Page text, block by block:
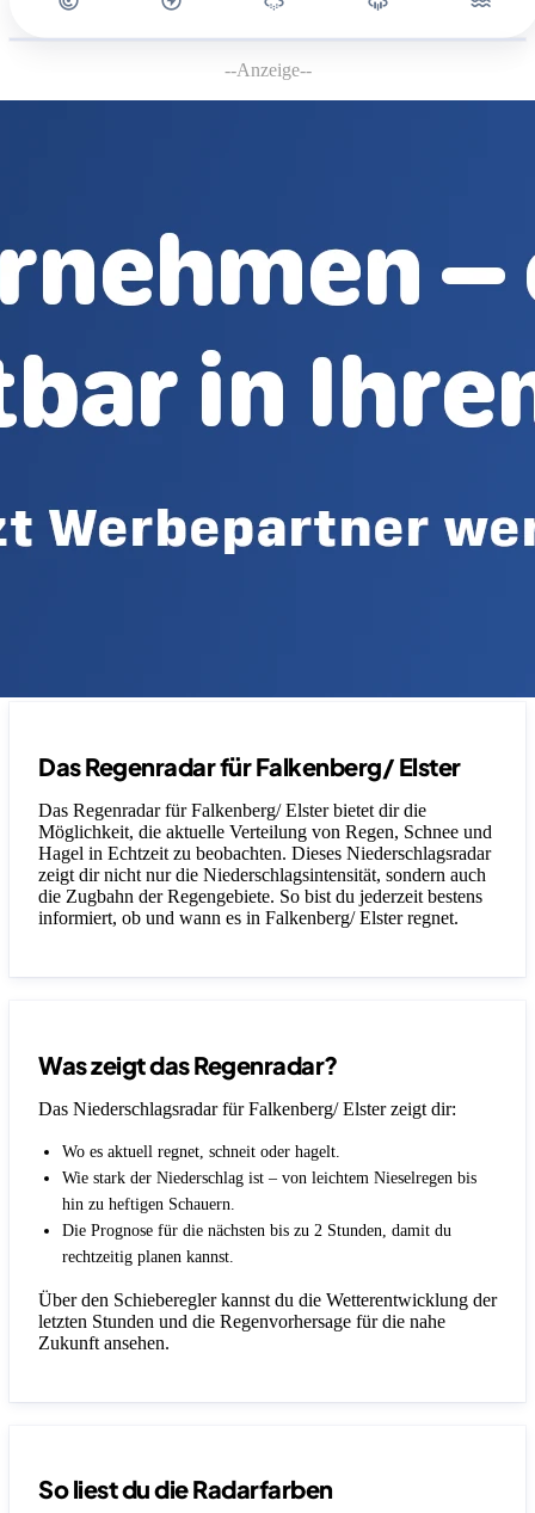
--Anzeige--
Das Regenradar für Falkenberg/ Elster
Das Regenradar für Falkenberg/ Elster bietet dir die
Möglichkeit, die aktuelle Verteilung von Regen, Schnee und
Hagel in Echtzeit zu beobachten. Dieses Niederschlagsradar
zeigt dir nicht nur die Niederschlagsintensität, sondern auch
die Zugbahn der Regengebiete. So bist du jederzeit bestens
informiert, ob und wann es in Falkenberg/ Elster regnet.
Was zeigt das Regenradar?
Das Niederschlagsradar für Falkenberg/ Elster zeigt dir:
Wo es aktuell regnet, schneit oder hagelt.
Wie stark der Niederschlag ist – von leichtem Nieselregen bis
hin zu heftigen Schauern.
Die Prognose für die nächsten bis zu 2 Stunden, damit du
rechtzeitig planen kannst.
Über den Schieberegler kannst du die Wetterentwicklung der
letzten Stunden und die Regenvorhersage für die nahe
Zukunft ansehen.
So liest du die Radarfarben